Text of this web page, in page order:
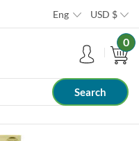
Eng USD $
0